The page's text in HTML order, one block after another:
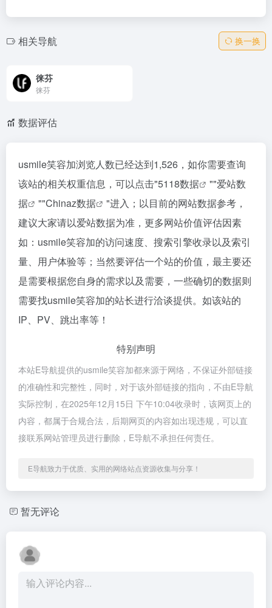
相关导航 换一换
徕芬
徕芬
数据评估
usmile笑容加浏览人数已经达到1,526，如你需要查询
该站的相关权重信息，可以点击"5118数据 ""爱站数
据
""Chinaz数据
"进入；以目前的网站数据参考，
建议大家请以爱站数据为准，更多网站价值评估因素
如：usmile笑容加的访问速度、搜索引擎收录以及索引
量、用户体验等；当然要评估一个站的价值，最主要还
是需要根据您自身的需求以及需要，一些确切的数据则
需要找usmile笑容加的站长进行洽谈提供。如该站的
IP、PV、跳出率等！
特别声明
本站E导航提供的usmile笑容加都来源于网络，不保证外部链接
的准确性和完整性，同时，对于该外部链接的指向，不由E导航
实际控制，在2025年12月15日 下午10:04收录时，该网页上的
内容，都属于合规合法，后期网页的内容如出现违规，可以直
接联系网站管理员进行删除，E导航不承担任何责任。
E导航致力于优质、实用的网络站点资源收集与分享！
暂无评论